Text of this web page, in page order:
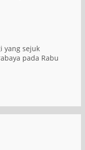
yang sejuk
pada Rabu